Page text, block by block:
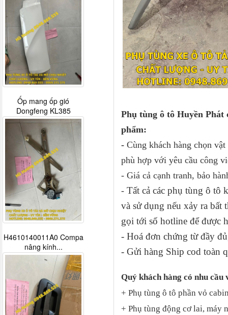
Phụ tùng ô tô Huyền Phát
phẩm:
- Cùng khách hàng chọn
phù hợp với yêu cầu công
- Giá cả cạnh tranh, bảo
- Tất cả các phụ tùng ô tô
và sử dụng nếu xảy ra
gọi tới số hotline để được
- Hoá đơn chứng từ đầy
- Gửi hàng Ship cod toàn
Quý khách hàng có nhu cầu
+ Phụ tùng ô tô phần vỏ
+ Phụ tùng động cơ lai, máy
Ốp mang ốp gió
Dongfeng KL385
H4610140011A0 Compa
nâng kính...